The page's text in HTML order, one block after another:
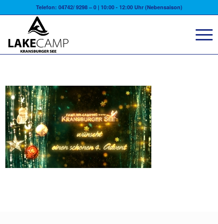
Telefon: 04742/ 9298 – 0 | 10:00 - 12:00 Uhr (Nebensaison)